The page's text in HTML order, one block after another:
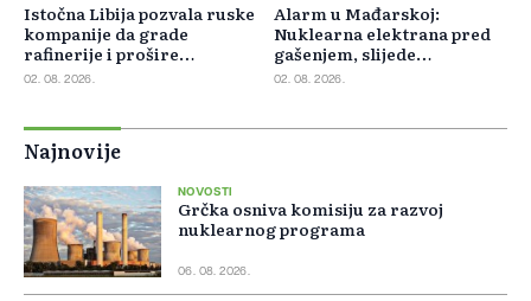
Istočna Libija pozvala ruske
kompanije da grade
rafinerije i prošire
energetsku saradnju
02. 08. 2026.
Alarm u Mađarskoj:
Nuklearna elektrana pred
gašenjem, slijede
restrikcije struje i vode
02. 08. 2026.
Najnovije
NOVOSTI
Grčka osniva komisiju za razvoj
nuklearnog programa
06. 08. 2026.